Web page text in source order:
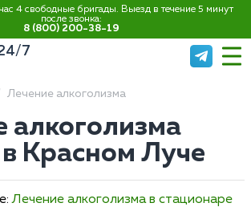
4 свободные бригады. Выезд в течение 5 минут
после звонка:
8 (800) 200-38-19
7
Лечение алкоголизма
алкоголизма
Красном Луче
Лечение алкоголизма в стационаре